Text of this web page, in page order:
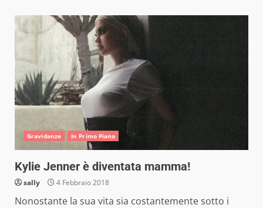
Gravidanze In Primo Piano
Kylie Jenner è diventata mamma!
sally 4 Febbraio 2018
Nonostante la sua vita sia costantemente sotto i